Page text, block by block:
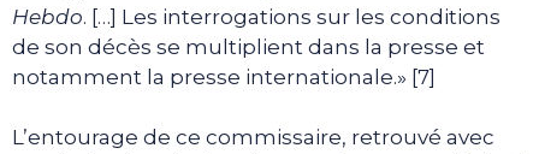
Hebdo. […] Les interrogations sur les conditions
de son décès se multiplient dans la presse et
notamment la presse internationale.» [7]
L’entourage de ce commissaire, retrouvé avec